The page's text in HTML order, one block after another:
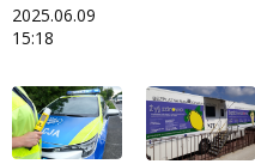
2025.06.09
15:18